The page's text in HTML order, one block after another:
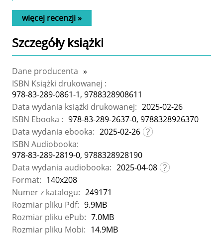
więcej recenzji »
Szczegółyksiążki
Dane producenta »
ISBN Książki drukowanej :
978-83-289-0861-1, 9788328908611
Data wydania książki drukowanej: 2025-02-26
ISBN Ebooka : 978-83-289-2637-0, 9788328926370
Data wydania ebooka: 2025-02-26
ISBN Audiobooka:
978-83-289-2819-0, 9788328928190
Data wydania audiobooka: 2025-04-08
Format: 140x208
Numer z katalogu: 249171
Rozmiar pliku Pdf: 9.9MB
Rozmiar pliku ePub: 7.0MB
Rozmiar pliku Mobi: 14.9MB